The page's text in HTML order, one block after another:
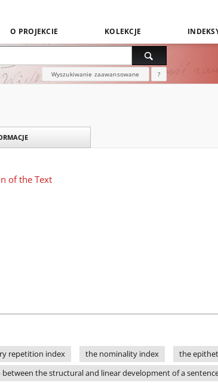
O PROJEKCIE KOLEKCJE
Wyszukiwanie zaawansowane ?
of the Text
repetition index the nominality index
the
the structural and linear development of a